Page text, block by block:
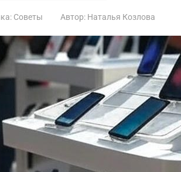
Советы Автор: Наталья Козлова